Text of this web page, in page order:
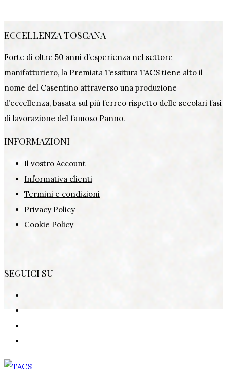
ECCELLENZA TOSCANA
Forte di oltre 50 anni d’esperienza nel settore
manifatturiero, la Premiata Tessitura TACS tiene alto il
nome del Casentino attraverso una produzione
d’eccellenza, basata sul più ferreo rispetto delle secolari fasi
di lavorazione del famoso Panno.
INFORMAZIONI
Il vostro Account
Informativa clienti
Termini e condizioni
Privacy Policy
Cookie Policy
SEGUICI SU